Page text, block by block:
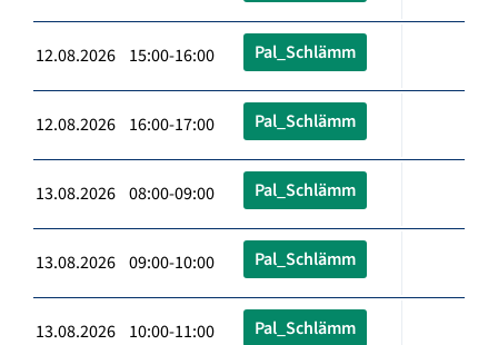
12.08.2026 15:00-16:00 Pal_Schlämm
12.08.2026 16:00-17:00 Pal_Schlämm
13.08.2026 08:00-09:00 Pal_Schlämm
13.08.2026 09:00-10:00 Pal_Schlämm
13.08.2026 10:00-11:00 Pal_Schlämm